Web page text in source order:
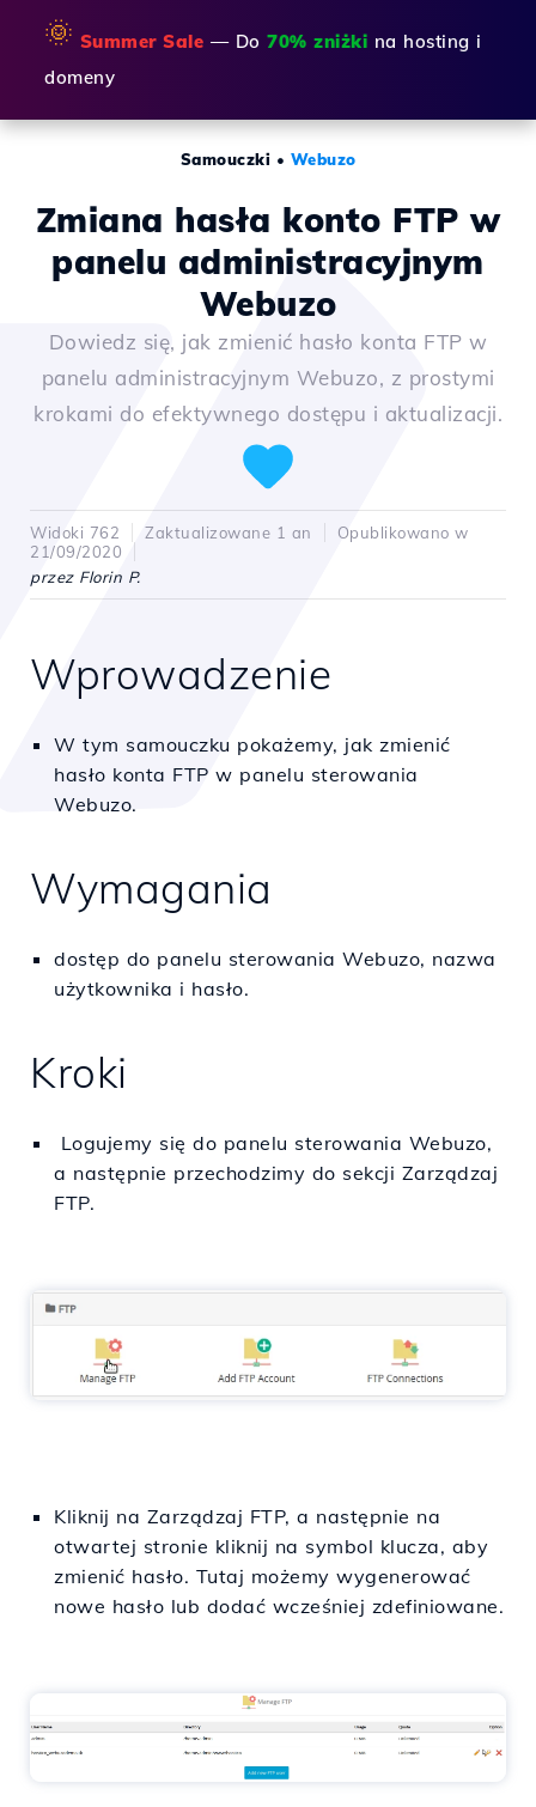
🌞 Summer Sale — Do 70% zniżki na hosting i
domeny
Samouczki • Webuzo
Zmiana hasła konto FTP w
panelu administracyjnym
Webuzo
Dowiedz się, jak zmienić hasło konta FTP w
panelu administracyjnym Webuzo, z prostymi
krokami do efektywnego dostępu i aktualizacji.
Widoki 762 Zaktualizowane 1 an
Opublikowano w
21/09/2020
przez Florin P.
Wprowadzenie
W tym samouczku pokażemy, jak zmienić
hasło konta FTP w panelu sterowania
Webuzo.
Wymagania
dostęp do panelu sterowania Webuzo, nazwa
użytkownika i hasło.
Kroki
Logujemy się do panelu sterowania Webuzo,
a następnie przechodzimy do sekcji Zarządzaj
FTP.
Kliknij na Zarządzaj FTP, a następnie na
otwartej stronie kliknij na symbol klucza, aby
zmienić hasło. Tutaj możemy wygenerować
nowe hasło lub dodać wcześniej zdefiniowane.